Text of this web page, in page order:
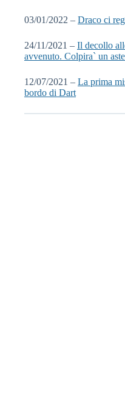
03/01/2022 – Draco ci
24/11/2021 – Il decollo
avvenuto. Colpira` un
12/07/2021 – La prima
bordo di Dart